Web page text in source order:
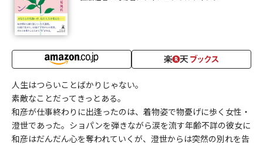
人生はつらいことばかりじゃない。
素敵なことだってきっとある。
和彦が仕事終わりに出逢ったのは、着物姿で物憂げに歩く女性・
澄世であった。ショパンを弾きながら涙を流す年齢不詳の彼女に
和彦はだんだん心を奪われていくが、澄世からは突然の別れを告